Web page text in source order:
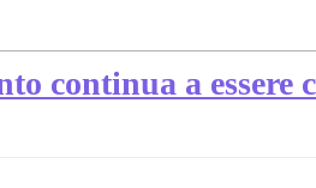
continua a essere